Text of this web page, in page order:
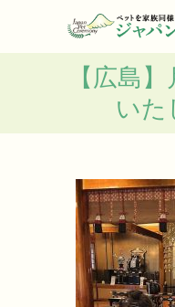
【広島
いた